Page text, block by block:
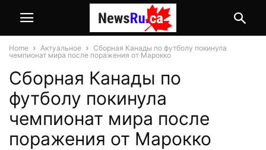
Home Актуальное
Сборная Канады по футболу покинула
чемпионат мира после поражения от Марокко
Сборная Канады по
футболу покинула
чемпионат мира после
поражения от Марокко